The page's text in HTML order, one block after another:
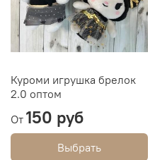
Куроми игрушка брелок
2.0 оптом
От 150 руб
Выбрать